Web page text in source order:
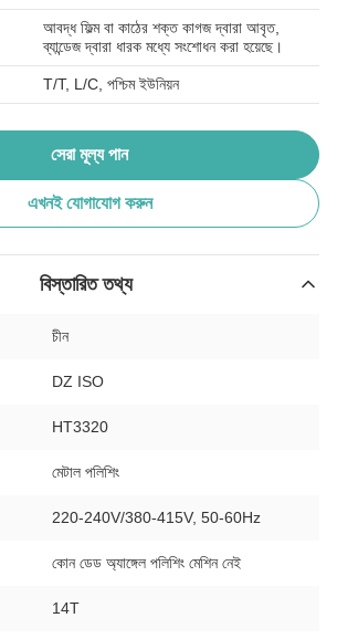
আবদ্ধ ফিল্ম বা কাঠের শক্ত কাগজ দ্বারা আবৃত,
ব্যান্ডেজ দ্বারা ধারক মধ্যে সংশোধন করা হয়েছে।
T/T, L/C, পশ্চিম ইউনিয়ন
সেরা মূল্য পান
এখনই যোগাযোগ করুন
বিস্তারিত তথ্য
চীন
DZ ISO
HT3320
মেটাল পলিশিং
220-240V/380-415V, 50-60Hz
কোন ডেড অ্যাঙ্গেল পলিশিং মেশিন নেই
14T